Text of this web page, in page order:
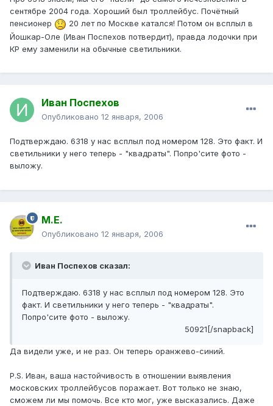
сентябре 2004 года. Хороший был троллейбус. Почётный
пенсионер
20 лет по Москве катался! Потом он всплыл в
Йошкар-Оле (Иван Поспехов потвердит), правда лодочки при
КР ему заменили на обычные светильники.
Иван Поспехов
Опубликовано 12 января, 2006
Подтверждаю. 6318 у нас всплыл под номером 128. Это факт. И
светильники у него теперь - "квадраты". Попро'сите фото -
выложу.
М.Е.
Опубликовано 12 января, 2006
Иван Поспехов сказал:
Подтверждаю. 6318 у нас всплыл под номером 128. Это
факт. И светильники у него теперь - "квадраты".
Попро'сите фото - выложу.
50921[/snapback]
Да видели уже, и не раз. Он теперь оранжево-синий.
P.S. Иван, ваша настойчивость в отношении выявления
московских троллейбусов поражает. Вот только не знаю,
сможем ли мы помочь. Все кто мог, уже высказались. Даже